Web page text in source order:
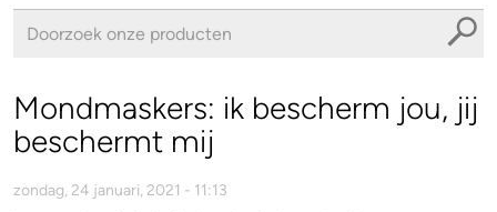
Mondmaskers: ik bescherm jou, jij
beschermt mij
zondag, 24 januari, 2021 - 11:13